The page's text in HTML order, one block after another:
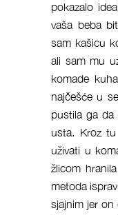
pokazalo
vaša beba
sam kašicu
ali sam mu
komade
najčešće u
pustila ga da
usta. Kroz
uživati u
žlicom
metoda
sjajnim jer on